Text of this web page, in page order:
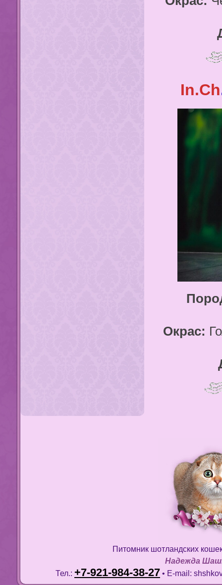
In.Ch
Окрас:
Питомник шотландских
Надежда
Тел.: +7-921-984-38-27 • E-mail: